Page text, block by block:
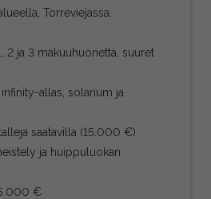
Torreviejassa.
2 ja 3 makuuhuonetta, suuret
allas, solarium ja
saatavilla (15.000 €)
ja huippuluokan
€